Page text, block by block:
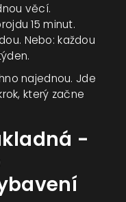
věcí.
15 minut.
Nebo: každou
najednou. Jde
který začne
-